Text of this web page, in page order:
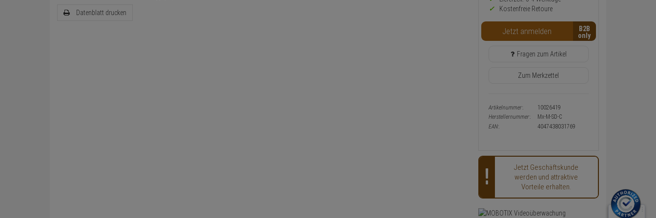
Datenblatt drucken
Warenkorb-
oder
Konfigurieren-
Button
Kostenfreie Retoure
Jetzt anmelden B2B
Fragen zum Artikel
Zum Merkzettel
Artikelnummer:
10026419
Herstellernummer:
Mx-M-SD-C
EAN:
4047438031769
Jetzt Geschäftskunde
werden und attraktive
Vorteile erhalten.